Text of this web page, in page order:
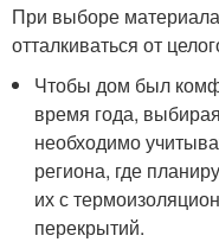
При выборе
отталкиваться от
Чтобы дом был
время года,
необходимо
региона, где
их с
перекрытий.